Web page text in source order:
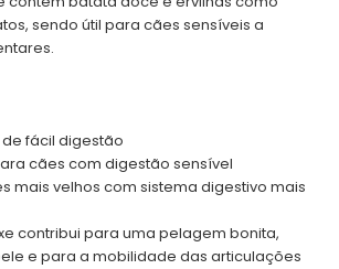
sendo útil para cães sensíveis a
fácil digestão
cães com digestão sensível
mais velhos com sistema digestivo mais
contribui para uma pelagem bonita,
e para a mobilidade das articulações